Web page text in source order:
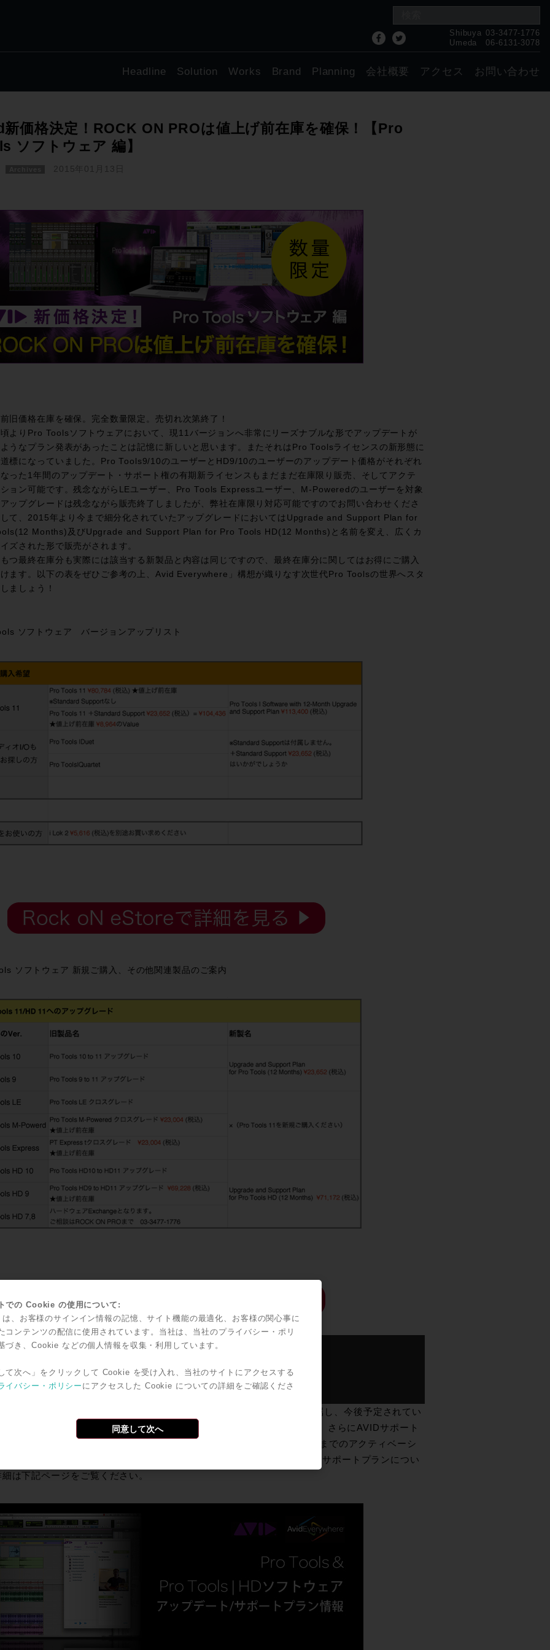
Shibuya 03-3477-1776
Umeda
06-6131-3078
Headline Solution Works Brand Planning 会社概要 アクセス お問い合わせ
価格決定！ROCK ON PROは値上げ前在庫を確保！【Pro
ソフトウェア 編】
2015年01月13日
旧価格在庫を確保。完全数量限定。売切れ次第終了！
よりPro Toolsソフトウェアにおいて、現11バージョンへ非常にリーズナブルな形でアップデートが
うなプラン発表があったことは記憶に新しいと思います。またそれはPro Toolsライセンスの新形態に
標になっていました。Pro Tools9/10のユーザーとHD9/10のユーザーのアップデート価格がそれぞれ
った1年間のアップデート・サポート権の有期新ライセンスもまだまだ在庫限り販売、そしてアクテ
ョン可能です。残念ながらLEユーザー、Pro Tools Expressユーザー、M-Poweredのユーザーを対象
ップグレードは残念ながら販売終了しましたが、弊社在庫限り対応可能ですのでお問い合わせくださ
て、2015年より今まで細分化されていたアップグレードにおいてはUpgrade and Support Plan for
Months)及びUpgrade and Support Plan for Pro Tools HD(12 Months)と名前を変え、広くカ
ズされた形で販売がされます。
つ最終在庫分も実際には該当する新製品と内容は同じですので、最終在庫分に関してはお得にご購入
ます。以下の表をぜひご参考の上、Avid Everywhere」構想が織りなす次世代Pro Toolsの世界へスタ
ましょう！
ソフトウェア バージョンアップリスト
ソフトウェア 新規ご購入、その他関連製品のご案内
11 対応OS
Windows7,Windows8
ステムRAM:最低4GB,8GB以上が推薦
のアップグレードには１年間のサポート／アップグレードプランが付属し、今後予定されてい
てのPro Toolsアップグレードを期間内無償で手に入れることができます。さらにAVIDサポート
トラブルシューティングへのサポートも付いています。2014年12月31日までのアクティベーシ
2016年3月までサポート／アップグレードプランの期間が延長されます。サポートプランについ
は下記ページをご覧ください。
での Cookie の使用について:
、お客様のサインイン情報の記憶、サイト機能の最適化、お客様の関心事に
コンテンツの配信に使用されています。当社は、当社のプライバシー・ポリ
づき、Cookie などの個人情報を収集・利用しています。
て次へ」をクリックして Cookie を受け入れ、当社のサイトにアクセスする
イバシー・ポリシー にアクセスした Cookie についての詳細をご確認くださ
同意して次へ